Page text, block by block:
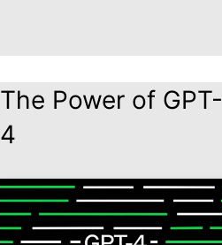
The Power of GPT-
4